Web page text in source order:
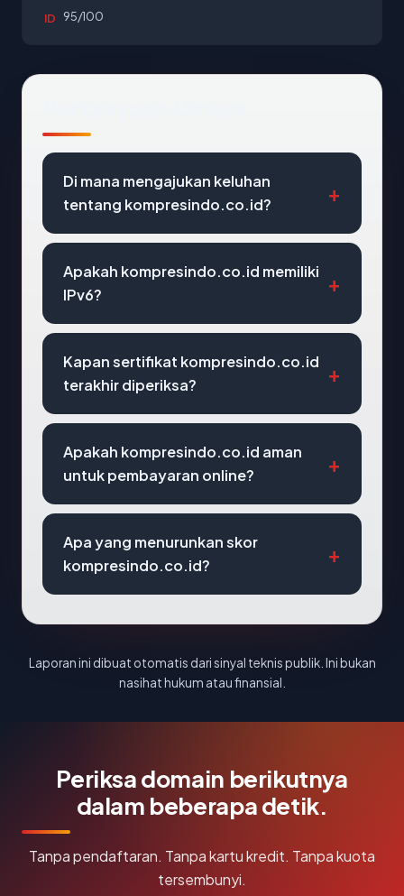
ID 95/100
Di mana mengajukan keluhan
tentang kompresindo.co.id?
Apakah kompresindo.co.id memiliki
IPv6?
Kapan sertifikat kompresindo.co.id
terakhir diperiksa?
Apakah kompresindo.co.id aman
untuk pembayaran online?
Apa yang menurunkan skor
kompresindo.co.id?
Laporan ini dibuat otomatis dari sinyal teknis publik. Ini bukan
nasihat hukum atau finansial.
Periksa domain berikutnya
dalam beberapa detik.
Tanpa pendaftaran. Tanpa kartu kredit. Tanpa kuota
tersembunyi.